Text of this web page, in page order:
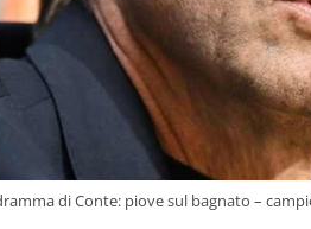
di Conte: piove sul bagnato –